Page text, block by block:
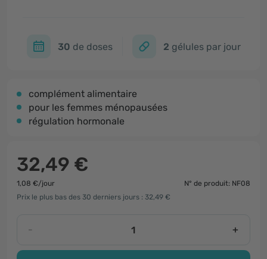
30 de doses 2 gélules par jour
complément alimentaire
pour les femmes ménopausées
régulation hormonale
32,49 €
1,08 €/jour
N° de produit: NF08
Prix le plus bas des 30 derniers jours : 32,49 €
- +